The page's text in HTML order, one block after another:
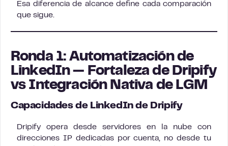
Esa diferencia de alcance define cada comparación
que sigue.
Ronda 1: Automatización de
LinkedIn — Fortaleza de Dripify
vs Integración Nativa de LGM
Capacidades de LinkedIn de Dripify
Dripify opera desde servidores en la nube con
direcciones IP dedicadas por cuenta, no desde tu